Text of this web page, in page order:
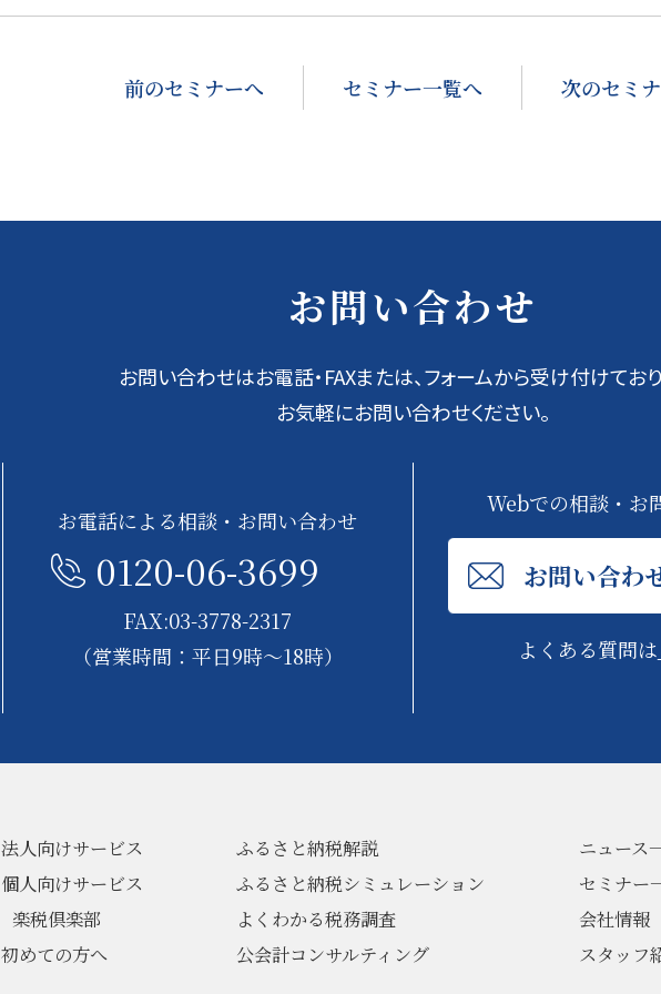
前のセミナーへ セミナー一覧へ 次のセミ
お問い合わせ
お問い合わせはお電話・FAXまたは、フォームから受け付けており
お気軽にお問い合わせください。
お電話による相談・お問い合わせ
0120-06-3699
FAX:03-3778-2317
（営業時間：平日9時～18時）
Webでの相談・お
お問い合わ
よくある質問は
法人向けサービス
個人向けサービス
楽税倶楽部
初めての方へ
ふるさと納税解説
ふるさと納税シミュレーション
よくわかる税務調査
公会計コンサルティング
ニュース
セミナー
会社情報
スタッフ